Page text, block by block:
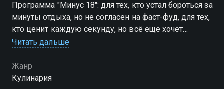
Программа "Минус 18": для тех, кто устал бороться за
минуты отдыха, но не согласен на фаст-фуд, для тех,
кто ценит каждую секунду, но всё ещё хочет
удивлять гостей, для тех, кто верит, что вкусная и
Читать дальше
Жанр
Кулинария